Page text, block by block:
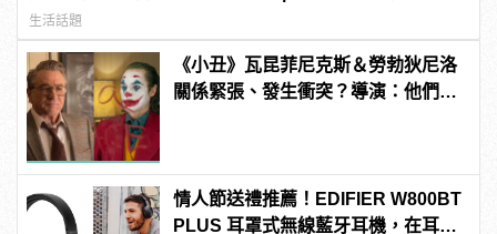
男
生活話題
《小丑》瓦昆菲尼克斯＆勞勃狄尼洛
關係緊張、發生衝突？導演：他們在
情人節送禮推薦！EDIFIER W800BT
PLUS 耳罩式無線藍牙耳機，在耳邊